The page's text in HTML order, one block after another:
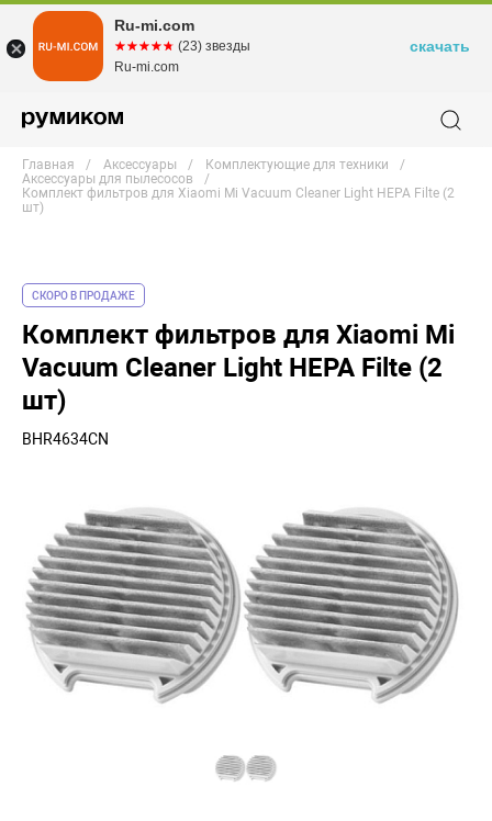
Главная Аксессуары
Комплектующие для техники
Аксессуары для пылесосов
Комплект фильтров для Xiaomi Mi Vacuum Cleaner Light HEPA Filte (2
шт)
СКОРО В ПРОДАЖЕ
Комплект фильтров для Xiaomi Mi
Vacuum Cleaner Light HEPA Filte (2
шт)
BHR4634CN
Ru-mi.com
☆☆☆☆☆
★★★★★ (23) звезды
Ru-mi.com
скачать